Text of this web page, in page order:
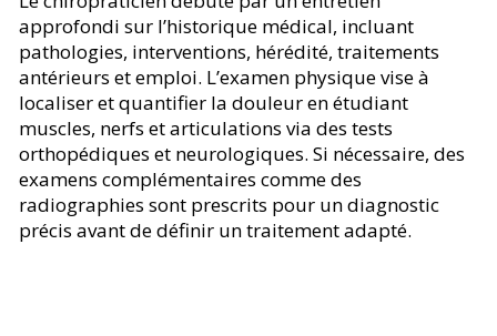
approfondi sur l’historique médical, incluant
pathologies, interventions, hérédité, traitements
antérieurs et emploi. L’examen physique vise à
localiser et quantifier la douleur en étudiant
muscles, nerfs et articulations via des tests
orthopédiques et neurologiques. Si nécessaire, des
examens complémentaires comme des
radiographies sont prescrits pour un diagnostic
précis avant de définir un traitement adapté.